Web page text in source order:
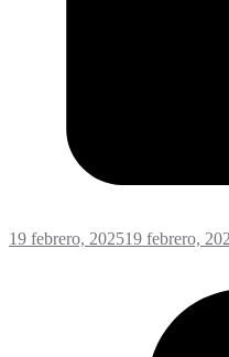
19 febrero, 202519 febrero,